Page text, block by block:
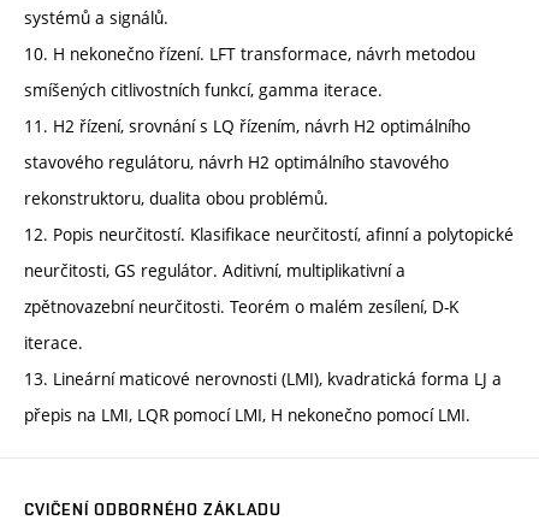
systémů a signálů.
10. H nekonečno řízení. LFT transformace, návrh metodou
smíšených citlivostních funkcí, gamma iterace.
11. H2 řízení, srovnání s LQ řízením, návrh H2 optimálního
stavového regulátoru, návrh H2 optimálního stavového
rekonstruktoru, dualita obou problémů.
12. Popis neurčitostí. Klasifikace neurčitostí, afinní a polytopické
neurčitosti, GS regulátor. Aditivní, multiplikativní a
zpětnovazební neurčitosti. Teorém o malém zesílení, D-K
iterace.
13. Lineární maticové nerovnosti (LMI), kvadratická forma LJ a
přepis na LMI, LQR pomocí LMI, H nekonečno pomocí LMI.
CVIČENÍ ODBORNÉHO ZÁKLADU